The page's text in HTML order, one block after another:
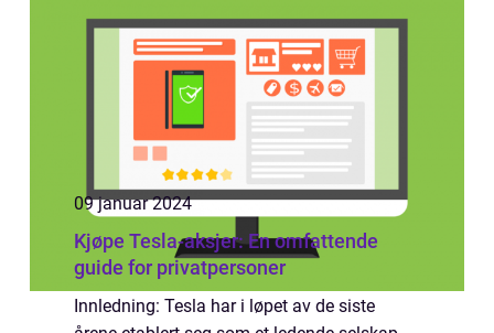
09 januar 2024
Kjøpe Tesla-aksjer: En omfattende
guide for privatpersoner
Innledning: Tesla har i løpet av de siste